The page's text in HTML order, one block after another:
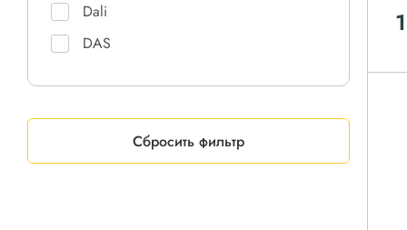
Dali
DAS
Friulair
Сбросить фильтр